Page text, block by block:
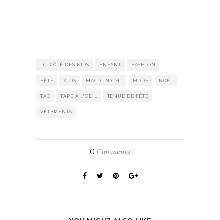
DU CÔTÉ DES KIDS ENFANT FASHION
FÊTE KIDS MAGIC NIGHT MODE NOËL
TAO TAPE À L'OEIL TENUE DE FÊTE
VÊTEMENTS
0 Comments